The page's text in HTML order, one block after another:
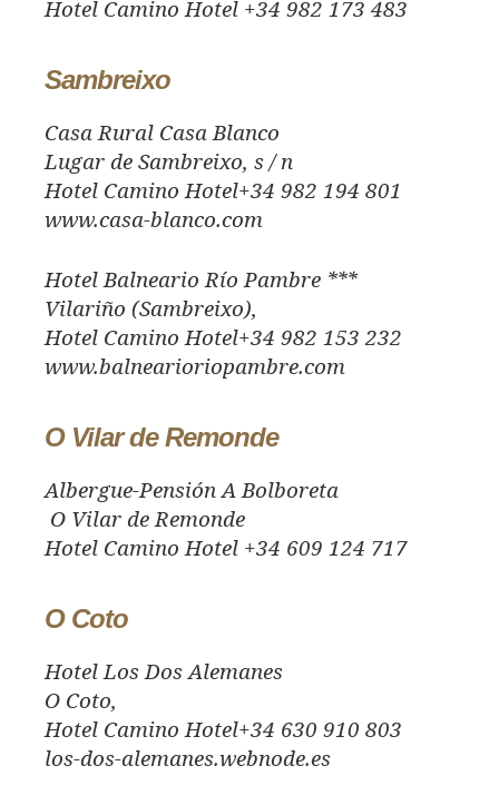
Hotel Camino Hotel +34 982 173 483
Sambreixo
Casa Rural Casa Blanco
Lugar de Sambreixo, s / n
Hotel Camino Hotel+34 982 194 801
www.casa-blanco.com
Hotel Balneario Río Pambre ***
Vilariño (Sambreixo),
Hotel Camino Hotel+34 982 153 232
www.balnearioriopambre.com
O Vilar de Remonde
Albergue-Pensión A Bolboreta
O Vilar de Remonde
Hotel Camino Hotel +34 609 124 717
O Coto
Hotel Los Dos Alemanes
O Coto,
Hotel Camino Hotel+34 630 910 803
los-dos-alemanes.webnode.es